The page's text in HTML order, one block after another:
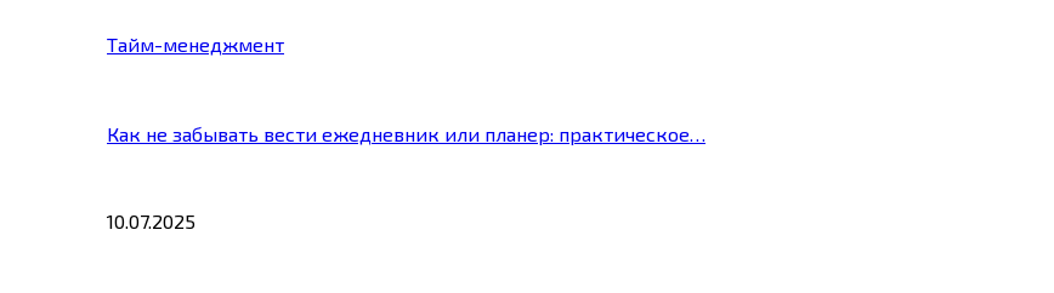
Тайм-менеджмент
Как не забывать вести ежедневник или планер: практическое…
10.07.2025